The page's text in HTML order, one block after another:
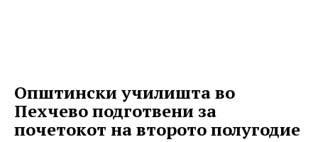
Општински училишта во
Пехчево подготвени за
почетокот на второто полугодие